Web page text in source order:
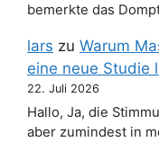
bemerkte das
lars zu Warum
eine neue Studie
22. Juli 2026
Hallo, Ja, die
aber zumindest in